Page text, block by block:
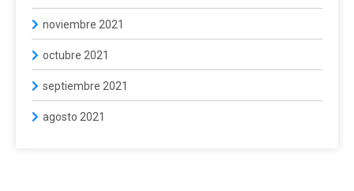
noviembre 2021
octubre 2021
septiembre 2021
agosto 2021